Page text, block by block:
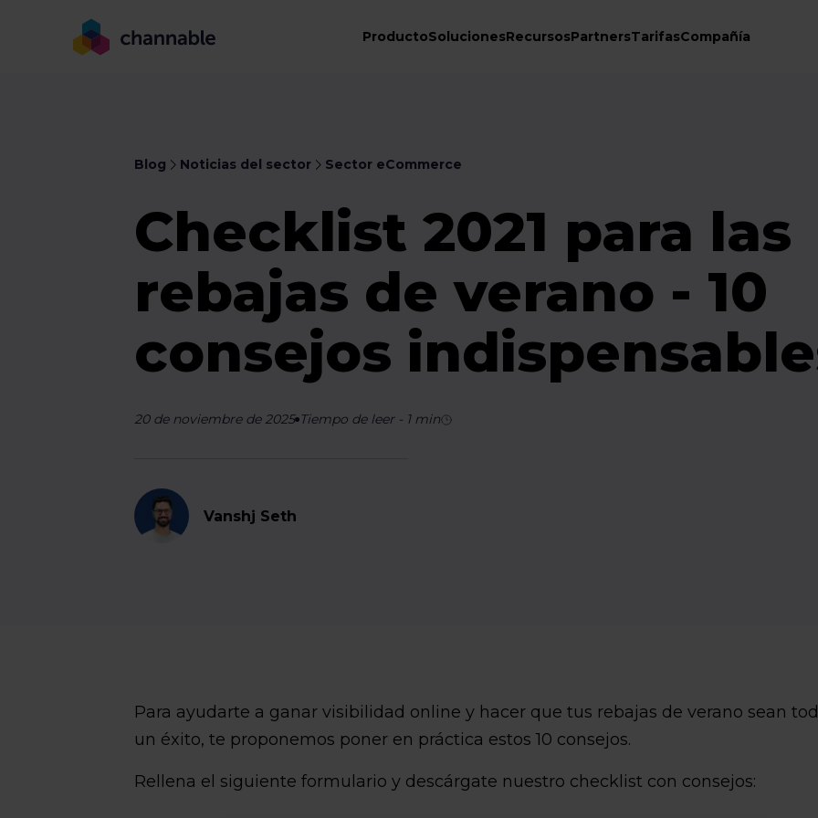
ProductoSolucionesRecursosPartnersTarifasCompañía
Blog Noticias del sector Sector eCommerce
Checklist 2021 para las
rebajas de verano - 10
consejos
20 de noviembre de 2025 Tiempo de leer- 1min
Vanshj Seth
Para ayudarte a ganar visibilidad online y hacer que tus rebajas de verano sean
un éxito, te proponemos poner en práctica estos 10 consejos.
Rellena el siguiente formulario y descárgate nuestro checklist con consejos: